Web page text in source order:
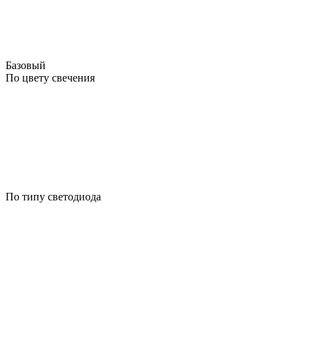
Базовый
По цвету свечения
По типу светодиода